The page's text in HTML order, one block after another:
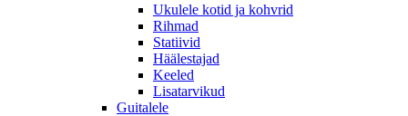
Ukulele kotid ja kohvrid
Rihmad
Statiivid
Häälestajad
Keeled
Lisatarvikud
Guitalele